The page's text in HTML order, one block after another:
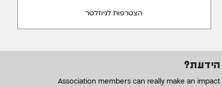
הידעת?
Association members can really make an impact